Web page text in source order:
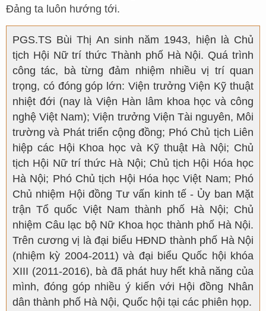
Đảng ta luôn hướng tới.
PGS.TS Bùi Thị An sinh năm 1943, hiện là Chủ
tịch Hội Nữ trí thức Thành phố Hà Nội. Quá trình
công tác, bà từng đảm nhiệm nhiều vị trí quan
trọng, có đóng góp lớn: Viện trưởng Viện Kỹ thuật
nhiệt đới (nay là Viện Hàn lâm khoa học và công
nghệ Việt Nam); Viện trưởng Viện Tài nguyên, Môi
trường và Phát triển cộng đồng; Phó Chủ tịch Liên
hiệp các Hội Khoa học và Kỹ thuật Hà Nội; Chủ
tịch Hội Nữ trí thức Hà Nội; Chủ tịch Hội Hóa học
Hà Nội; Phó Chủ tịch Hội Hóa học Việt Nam; Phó
Chủ nhiệm Hội đồng Tư vấn kinh tế - Ủy ban Mặt
trận Tổ quốc Việt Nam thành phố Hà Nội; Chủ
nhiệm Câu lạc bộ Nữ Khoa học thành phố Hà Nội.
Trên cương vị là đại biểu HĐND thành phố Hà Nội
(nhiệm kỳ 2004-2011) và đại biểu Quốc hội khóa
XIII (2011-2016), bà đã phát huy hết khả năng của
mình, đóng góp nhiều ý kiến với Hội đồng Nhân
dân thành phố Hà Nội, Quốc hội tại các phiên họp.